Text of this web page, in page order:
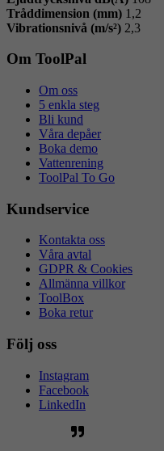
Tråddimension (mm) 1,2
Vibrationsnivå (m/s²) 2,3
Om ToolPal
Om oss
5 enkla steg
Bli kund
Våra depåer
Boka demo
Vattenrening
ToolPal To Go
Kundservice
Kontakta oss
Våra avtal
GDPR & Cookies
Allmänna villkor
ToolBox
Boka retur
Följ oss
Instagram
Facebook
LinkedIn